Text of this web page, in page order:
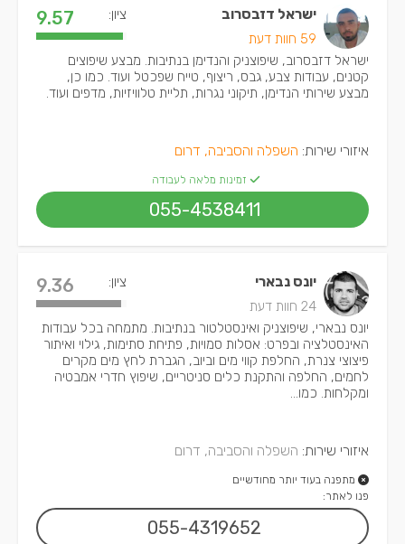
ישראל דזבסרוב
59 חוות דעת
ציון: 9.57
ישראל דזבסרוב, שיפוצניק והנדימן בנתיבות. מבצע שיפוצים
קטנים, עבודות צבע, גבס, ריצוף, טייח שפכטל ועוד. כמו כן,
מבצע שירותי הנדימן, תיקוני נגרות, תליית טלוויזיות, מדפים ועוד.
איזורי שירות: השפלה והסביבה, דרום
זמינות מלאה לעבודה
055-4538411
יונס נבארי
24 חוות דעת
ציון: 9.36
יונס נבארי, שיפוצניק ואינסטלטור בנתיבות. מתמחה בכל עבודות
האינסטלציה ובפרט: אסלות סמויות, פתיחת סתימות, גילוי ואיתור
פיצוצי צנרת, החלפת קווי מים וביוב, הגברת לחץ מים מקרים
לחמים, החלפה והתקנת כלים סניטריים, שיפוץ חדרי אמבטיה
ומקלחות. כמו...
איזורי שירות: השפלה והסביבה, דרום
מתפנה בעוד יותר מחודשיים
פנו לאתר:
055-4319652